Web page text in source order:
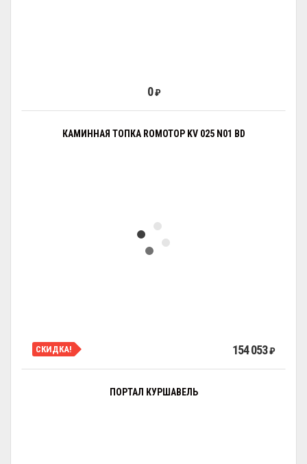
0₽
КАМИННАЯ ТОПКА ROMOTOP KV 025 N01 BD
СКИДКА! 154 053₽
ПОРТАЛ КУРШАВЕЛЬ